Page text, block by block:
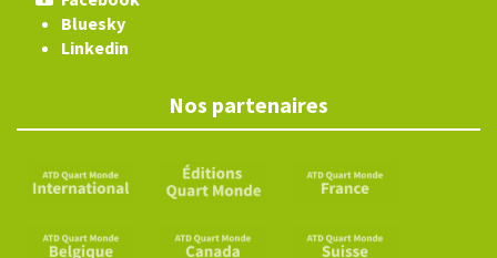
Bluesky
Linkedin
Nos partenaires